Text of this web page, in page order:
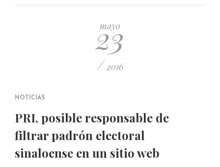
mayo
23
/ 2016
NOTICIAS
PRI, posible responsable de
filtrar padrón electoral
sinaloense en un sitio web